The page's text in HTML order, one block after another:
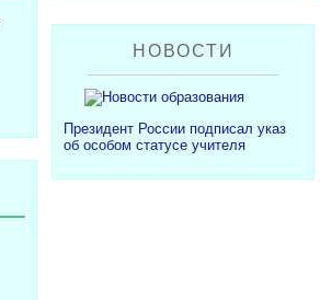
НОВОСТИ
Президент России подписал указ
об особом статусе учителя